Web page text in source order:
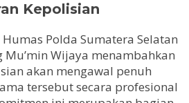
Kepolisian
Polda Sumatera Selatan
Mu’min Wijaya menambahkan
akan mengawal penuh
tersebut secara profesional